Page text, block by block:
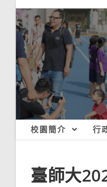
校園簡介 行
臺師大